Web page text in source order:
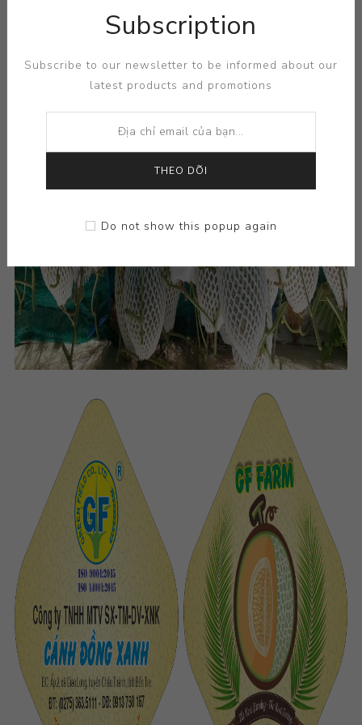
Subscription
Subscribe to our newsletter to be informed about our
latest products and promotions
THEO DÕI
Do not show this popup again